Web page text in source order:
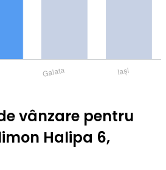
vânzare pentru
Halipa 6,